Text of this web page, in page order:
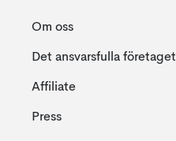
Om oss
Det ansvarsfulla företaget
Affiliate
Press